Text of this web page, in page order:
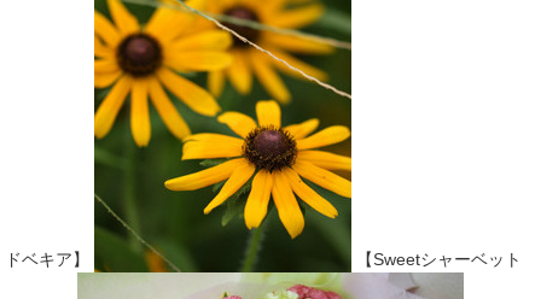
ドベキア】 【Sweetシャーベット